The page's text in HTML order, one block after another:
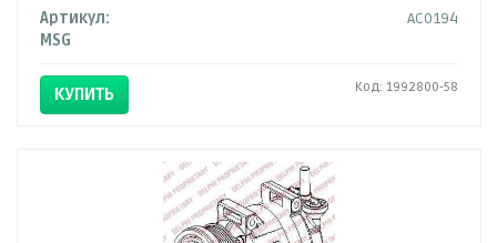
Артикул:
AC0194
MSG
КУПИТЬ Код: 1992800-58